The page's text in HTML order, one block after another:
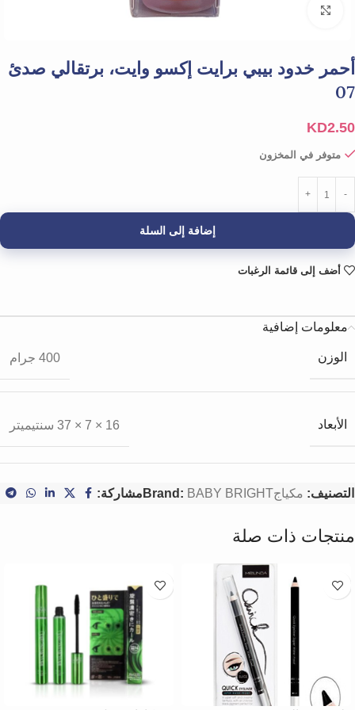
أحمر خدود بيبي برايت إكسو وايت، برتقالي صدئ
07
KD2.50
متوفر في المخزون
إضافة إلى السلة
أضف إلى قائمة الرغبات
معلومات إضافية
الوزن 400 جرام
الأبعاد 16 × 7 × 37 سنتيميتر
التصنيف: مكياج Brand: BABY BRIGHT مشاركة:
منتجات ذات صلة